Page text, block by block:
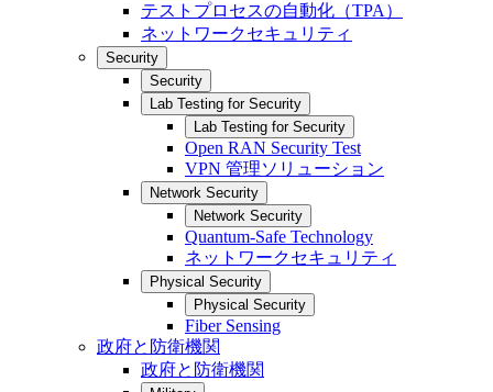
テストプロセスの自動化（TPA）
ネットワークセキュリティ
Security
Security
Lab Testing for Security
Lab Testing for Security
Open RAN Security Test
VPN 管理ソリューション
Network Security
Network Security
Quantum-Safe Technology
ネットワークセキュリティ
Physical Security
Physical Security
Fiber Sensing
政府と防衛機関
政府と防衛機関